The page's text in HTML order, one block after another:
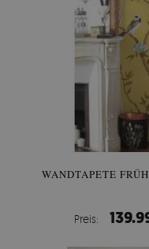
WANDTAPETE
Preis: